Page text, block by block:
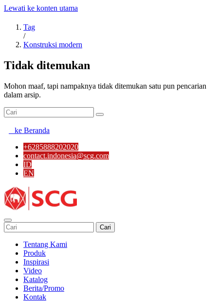
Lewati ke konten utama
Tag
/
Konstruksi modern
Tidak ditemukan
Mohon maaf, tapi nampaknya tidak ditemukan satu pun pencarian
dalam arsip.
ke Beranda
+6285888202020
contact.indonesia@scg.com
ID
EN
Cari
Tentang Kami
Produk
Inspirasi
Video
Katalog
Berita/Promo
Kontak